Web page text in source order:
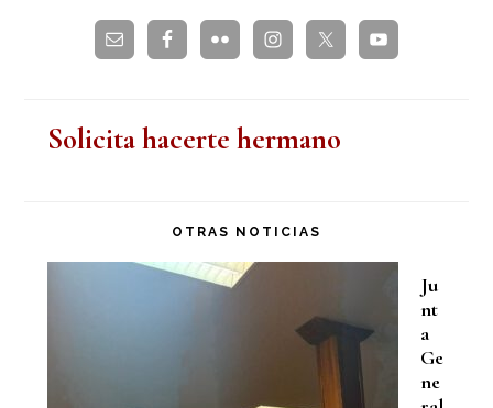
Solicita hacerte hermano
OTRAS NOTICIAS
Ju
nt
a
Ge
ne